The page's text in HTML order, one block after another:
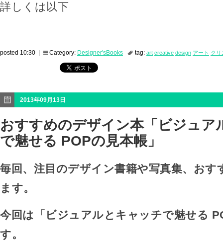
詳しくは以下
posted 10:30 | Category: Designer'sBooks tag: art creative design アート クリ
2013年09月13日
おすすめのデザイン本「ビジュア
で魅せる POPの見本帳」
毎回、注目のデザイン書籍や写真集、おす
ます。
今回は「ビジュアルとキャッチで魅せる
す。